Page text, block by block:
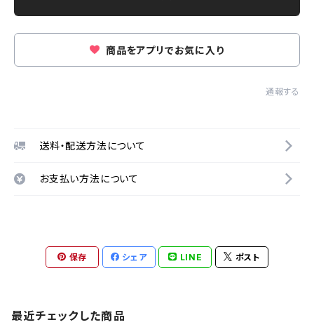
商品をアプリでお気に入り
通報する
送料・配送方法について
お支払い方法について
保存 シェア LINE ポスト
最近チェックした商品